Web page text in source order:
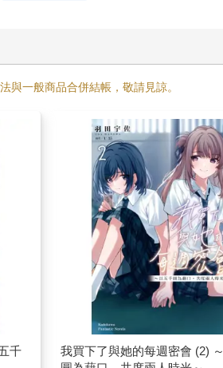
與一般商品合併結帳，敬請見諒。
千
我買下了與她的每週密會 (2)